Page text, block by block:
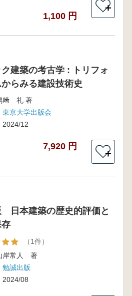
1,100 円
＋
ク建築の考古学 : トリフォ
からみる建設技術史
﨑 礼 著
東京大学出版会
2024/12
7,920 円
＋
日本建築の歴史的評価と
（1件）
岸常人 著
勉誠出版
2024/08